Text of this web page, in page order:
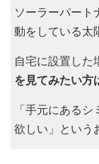
ソーラーパート
動をしている太
自宅に設置した
を見てみたい方
「手元にある
欲しい」という